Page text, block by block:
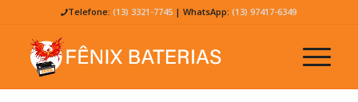
Telefone:(13) 3321-7745 | WhatsApp:(13) 97417-6349